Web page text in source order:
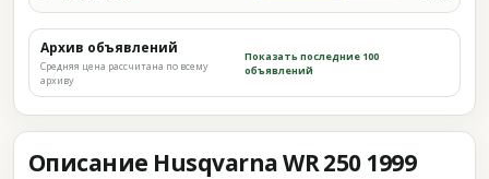
Архив объявлений
Средняя цена рассчитана по всему
архиву
Показать последние 100
объявлений
Описание Husqvarna WR 250 1999